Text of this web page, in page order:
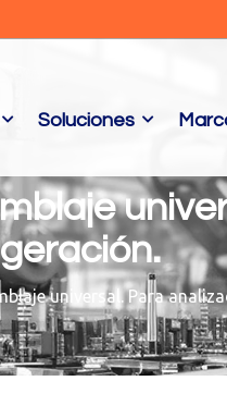
Soluciones
universal. Para